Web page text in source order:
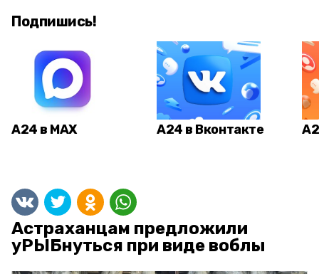
Подпишись!
А24 в MAX А24 в Вконтакте
Астраханцам предложили
уРЫБнуться при виде воблы